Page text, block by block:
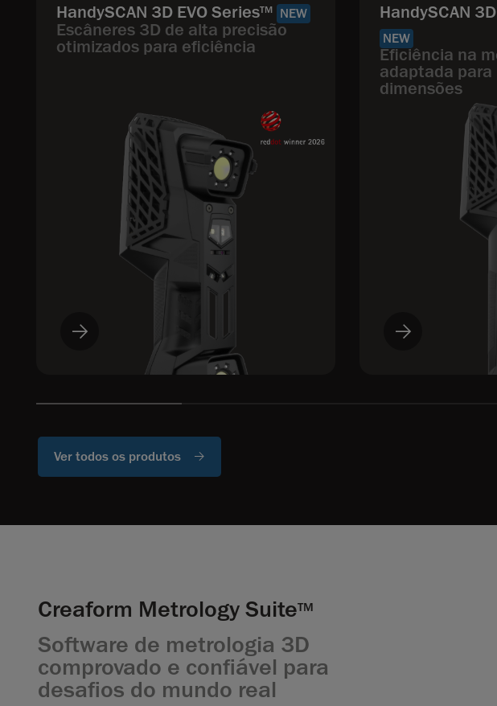
HandySCAN 3D EVO SeriesTM NEW
Escâneres 3D de alta precisão
otimizados para eficiência
HandySCAN
NEW
Eficiência na
adaptada para
dimensões
Ver todos os produtos
Creaform Metrology SuiteTM
Software de metrologia 3D
comprovado e confiável para
desafios do mundo real